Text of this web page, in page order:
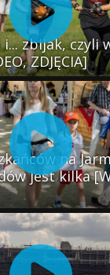
zbijak, czyli
ZDJĘCIA]
na
jest kilka